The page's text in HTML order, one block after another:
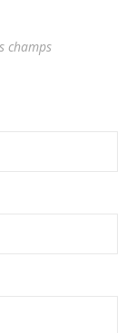
champs